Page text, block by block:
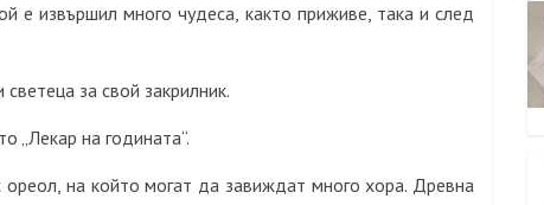
е извършил много чудеса, както приживе, така и след
за свой закрилник.
„Лекар на годината“.
на който могат да завиждат много хора. Древна